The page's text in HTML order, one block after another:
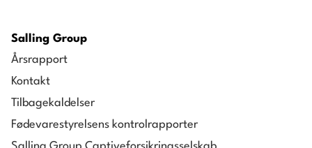
Salling Group
Årsrapport
Kontakt
Tilbagekaldelser
Fødevarestyrelsens kontrolrapporter